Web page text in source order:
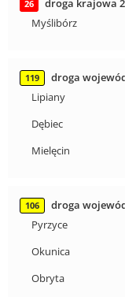
26
droga krajowa
Myślibórz
119
droga
Lipiany
Dębiec
Mielęcin
106
droga
Pyrzyce
Okunica
Obryta